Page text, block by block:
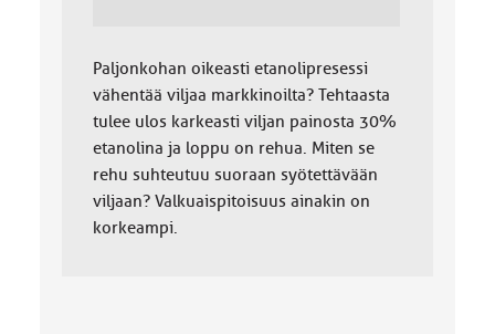
Paljonkohan oikeasti etanolipresessi
vähentää viljaa markkinoilta? Tehtaasta
tulee ulos karkeasti viljan painosta 30%
etanolina ja loppu on rehua. Miten se
rehu suhteutuu suoraan syötettävään
viljaan? Valkuaispitoisuus ainakin on
korkeampi.